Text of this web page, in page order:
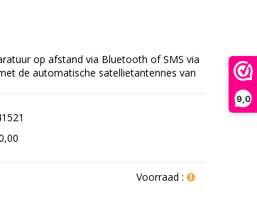
9,0
op afstand via Bluetooth of SMS via
de automatische satellietantennes van
Voorraad :